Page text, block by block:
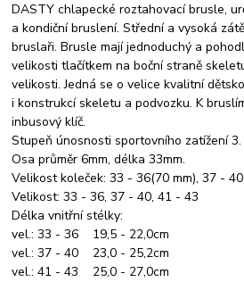
DASTY chlapecké roztahovací brusle,
a kondiční bruslení. Střední a vysoká
bruslaři. Brusle mají jednoduchý a
velikosti tlačítkem na boční straně
velikosti. Jedná se o velice kvalitní
i konstrukcí skeletu a podvozku. K
inbusový klíč.
Stupeň únosnosti sportovního zatížení 3.
Osa průměr 6mm, délka 33mm.
Velikost koleček: 33 - 36(70 mm), 37 -
Velikost: 33 - 36, 37 - 40, 41 - 43
Délka vnitřní stélky:
vel.: 33 - 36 19,5 - 22,0cm
vel.: 37 - 40 23,0 - 25,2cm
vel.: 41 - 43 25,0 - 27,0cm